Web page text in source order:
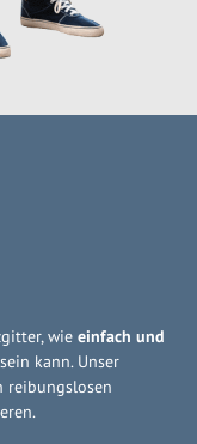
wie einfach und
sein kann. Unser
reibungslosen